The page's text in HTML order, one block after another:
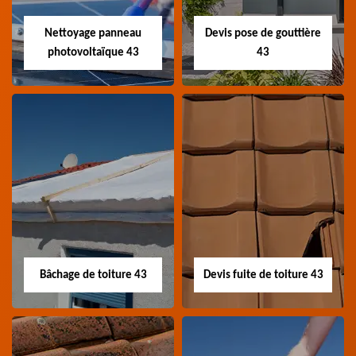
charpentier 43 Haute-
zingueur 43 Haute-Loire
Nettoyage panneau
photovoltaïque 43
Nettoyage panneau
photovoltaïque 43
Professionnel en
nettoyage panneau
photovoltaïque 43
Devis pose de gouttière
43
Devis pose de
gouttière 43
Devis pose de gouttière
43 Haute-Loire
Bâchage de toiture 43 Devis fuite de toiture 43